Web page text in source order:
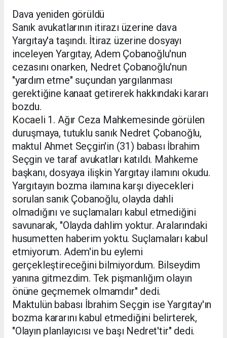
Dava yeniden görüldü
Sanık avukatlarının itirazı üzerine dava
Yargıtay'a taşındı. İtiraz üzerine dosyayı
inceleyen Yargıtay, Adem Çobanoğlu'nun
cezasını onarken, Nedret Çobanoğlu'nun
"yardım etme" suçundan yargılanması
gerektiğine kanaat getirerek hakkındaki kararı
bozdu.
Kocaeli 1. Ağır Ceza Mahkemesinde görülen
duruşmaya, tutuklu sanık Nedret Çobanoğlu,
maktul Ahmet Seçgin'in (31) babası İbrahim
Seçgin ve taraf avukatları katıldı. Mahkeme
başkanı, dosyaya ilişkin Yargıtay ilamını okudu.
Yargıtayın bozma ilamına karşı diyecekleri
sorulan sanık Çobanoğlu, olayda dahli
olmadığını ve suçlamaları kabul etmediğini
savunarak, "Olayda dahlim yoktur. Aralarındaki
husumetten haberim yoktu. Suçlamaları kabul
etmiyorum. Adem'in bu eylemi
gerçekleştireceğini bilmiyordum. Bilseydim
yanına gitmezdim. Tek pişmanlığım olayın
önüne geçmemek olmamdır" dedi.
Maktulün babası İbrahim Seçgin ise Yargıtay'ın
bozma kararını kabul etmediğini belirterek,
"Olayın planlayıcısı ve başı Nedret'tir" dedi.